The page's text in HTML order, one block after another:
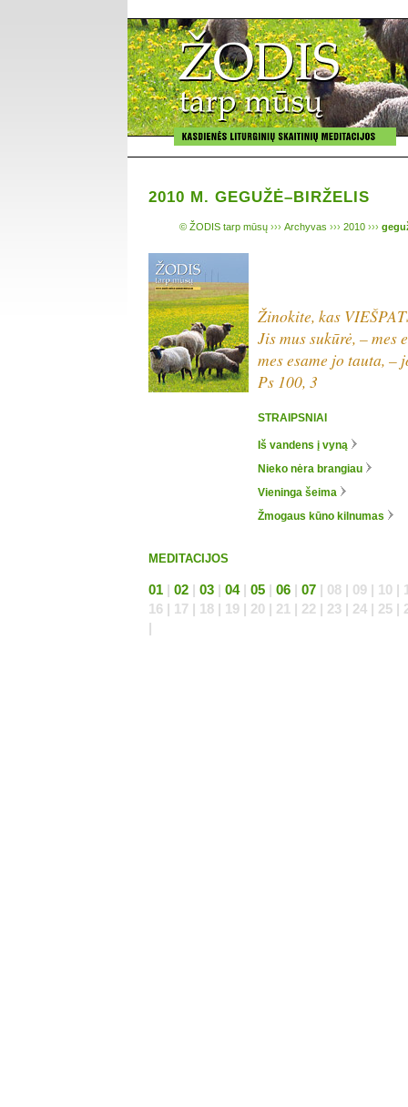
2010 M. GEGUŽĖ–BIRŽELIS
© ŽODIS tarp mūsų ››› Archyvas ››› 2010 ›››
Žinokite, kas
Jis mus sukūrė, – mes
mes esame jo tauta, –
Ps 100, 3
STRAIPSNIAI
Iš vandens į vyną
Nieko nėra brangiau
Vieninga šeima
Žmogaus kūno kilnumas
MEDITACIJOS
01 | 02 | 03 | 04| 05 | 06 | 07 | 08 | 09 | 10 |
16 | 17 | 18 | 19 | 20 | 21 | 22 | 23 | 24 | 25 |
|